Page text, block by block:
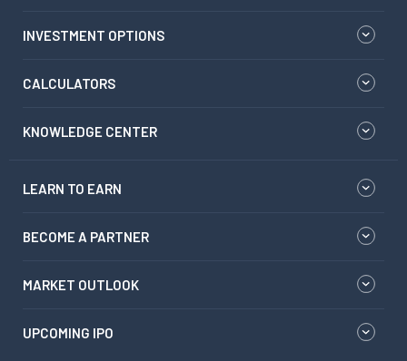
INVESTMENT OPTIONS
CALCULATORS
KNOWLEDGE CENTER
LEARN TO EARN
BECOME A PARTNER
MARKET OUTLOOK
UPCOMING IPO